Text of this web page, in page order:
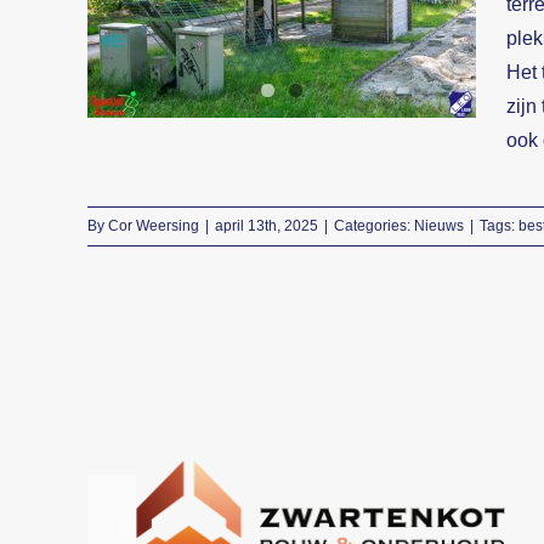
19 mei a.s.
Nieuws
Het
zijn
ook
By Cor Weersing | april 13th, 2025 | Categories: Nieuws | Tags: